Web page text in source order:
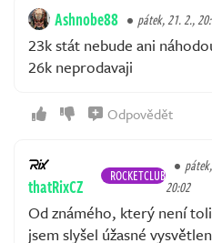
Ashnobe88 pátek, 21. 2.,
23k stát nebude ani
26k neprodavaji
Odpovědět
thatRixCZ ROCKETCLUB
20:02
Od známého, který není
jsem slyšel úžasné